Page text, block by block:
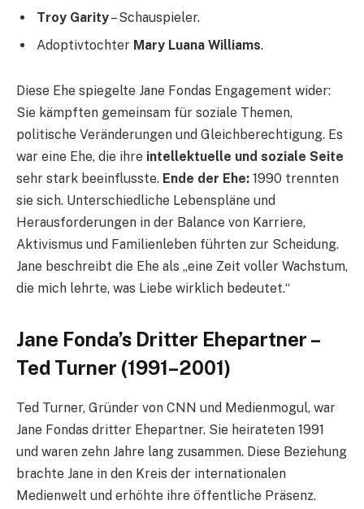
Troy Garity– Schauspieler.
Adoptivtochter Mary Luana Williams.
Diese Ehe spiegelte Jane Fondas Engagement wider:
Sie kämpften gemeinsam für soziale Themen,
politische Veränderungen und Gleichberechtigung. Es
war eine Ehe, die ihre intellektuelle und soziale Seite
sehr stark beeinflusste. Ende der Ehe: 1990 trennten
sie sich. Unterschiedliche Lebenspläne und
Herausforderungen in der Balance von Karriere,
Aktivismus und Familienleben führten zur Scheidung.
Jane beschreibt die Ehe als „eine Zeit voller Wachstum,
die mich lehrte, was Liebe wirklich bedeutet.“
Jane Fonda’s Dritter Ehepartner –
Ted Turner (1991–2001)
Ted Turner, Gründer von CNN und Medienmogul, war
Jane Fondas dritter Ehepartner. Sie heirateten 1991
und waren zehn Jahre lang zusammen. Diese Beziehung
brachte Jane in den Kreis der internationalen
Medienwelt und erhöhte ihre öffentliche Präsenz.